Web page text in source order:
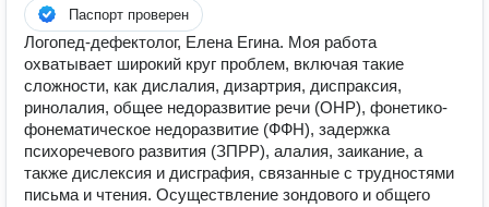
Паспорт проверен
Логопед-дефектолог, Елена Егина. Моя работа
охватывает широкий круг проблем, включая такие
сложности, как дислалия, дизартрия, диспраксия,
ринолалия, общее недоразвитие речи (ОНР), фонетико-
фонематическое недоразвитие (ФФН), задержка
психоречевого развития (ЗПРР), алалия, заикание, а
также дислексия и дисграфия, связанные с трудностями
письма и чтения. Осуществление зондового и общего